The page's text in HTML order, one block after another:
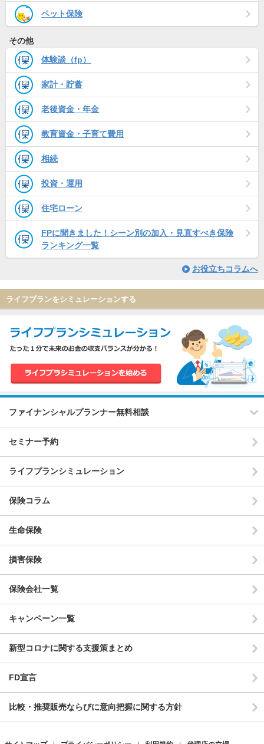
ペット保険
その他
体験談（fp）
家計・貯蓄
老後資金・年金
教育資金・子育て費用
相続
投資・運用
住宅ローン
FPに聞きました！シーン別の加入・見直すべき保険
ランキング一覧
お役立ちコラムへ
ライフプランをシミュレーションする
ファイナンシャルプランナー無料相談
セミナー予約
ライフプランシミュレーション
保険コラム
生命保険
損害保険
保険会社一覧
キャンペーン一覧
新型コロナに関する支援策まとめ
FD宣言
比較・推奨販売ならびに意向把握に関する方針